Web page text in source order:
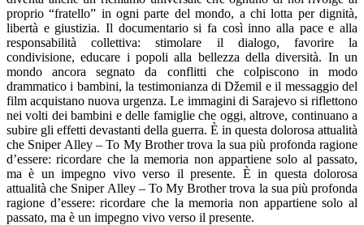
proprio “fratello” in ogni parte del mondo, a chi lotta per dignità,
libertà e giustizia. Il documentario si fa così inno alla pace e alla
responsabilità collettiva: stimolare il dialogo, favorire la
condivisione, educare i popoli alla bellezza della diversità. In un
mondo ancora segnato da conflitti che colpiscono in modo
drammatico i bambini, la testimonianza di Džemil e il messaggio del
film acquistano nuova urgenza. Le immagini di Sarajevo si riflettono
nei volti dei bambini e delle famiglie che oggi, altrove, continuano a
subire gli effetti devastanti della guerra. È in questa dolorosa attualità
che Sniper Alley – To My Brother trova la sua più profonda ragione
d’essere: ricordare che la memoria non appartiene solo al passato,
ma è un impegno vivo verso il presente. È in questa dolorosa
attualità che Sniper Alley – To My Brother trova la sua più profonda
ragione d’essere: ricordare che la memoria non appartiene solo al
passato, ma è un impegno vivo verso il presente.